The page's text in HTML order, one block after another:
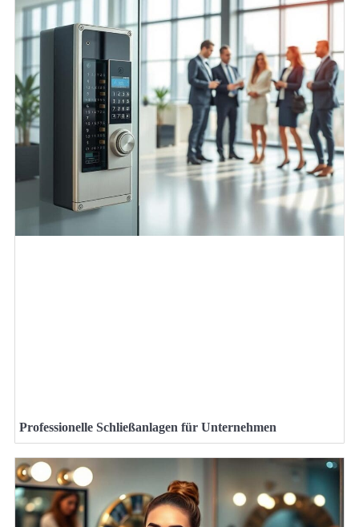
Professionelle Schließanlagen für Unternehmen